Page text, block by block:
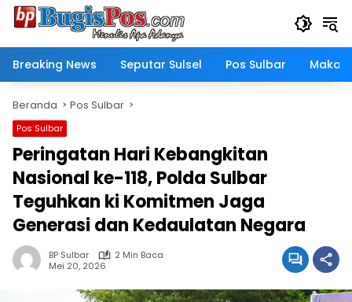
Langsung
Breaking News
Seputar Sulsel Pos Sulbar
Beranda Pos Sulbar
Pos Sulbar
Peringatan Hari Kebangkitan
Nasional ke-118, Polda Sulbar
Teguhkan ki Komitmen Jaga
Generasi dan Kedaulatan Negara
BP Sulbar
2 Min Baca
Mei 20, 2026